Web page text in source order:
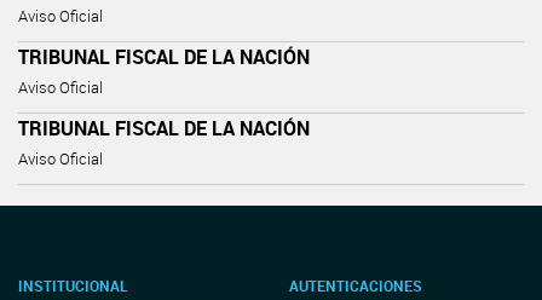
Aviso Oficial
TRIBUNAL FISCAL DE LA NACIÓN
Aviso Oficial
TRIBUNAL FISCAL DE LA NACIÓN
Aviso Oficial
INSTITUCIONAL AUTENTICACIONES